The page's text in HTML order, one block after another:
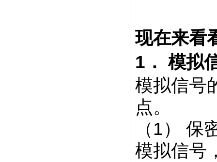
现在来看
1． 模拟
模拟信号
点。
（1） 保
模拟信号